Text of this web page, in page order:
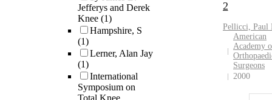
Jefferys and Derek
Knee (1)
Hampshire, S
(1)
Lerner, Alan Jay
(1)
International
Symposium on
2
Pellicci, Paul
American
Academy
Surgeons
2000